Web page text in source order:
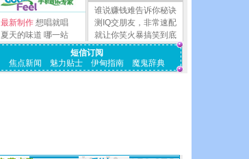
最新制作 想唱就唱
夏天的味道 哪一站
谁说赚钱难告诉你秘诀
测IQ交朋友，非常速配
就让你笑火暴搞笑到底
短信订阅
焦点新闻
魅力贴士 伊甸指南 魔鬼辞典